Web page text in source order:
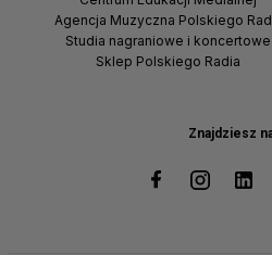
Znajdziesz
Agencja Muzyczna Polskiego
Studia nagraniowe i koncertowe
Sklep Polskiego Radia